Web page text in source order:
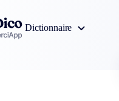
Dictionnaire